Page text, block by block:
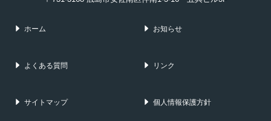
ホーム お知らせ
よくある質問 リンク
サイトマップ 個人情報保護方針